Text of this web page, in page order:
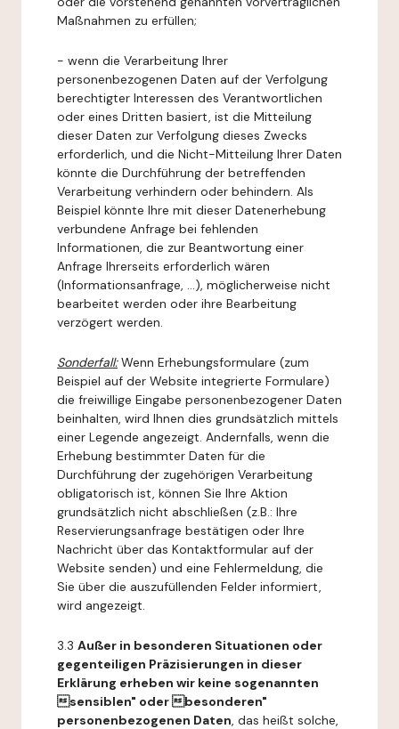
Maßnahmen zu erfüllen;
- wenn die Verarbeitung Ihrer
personenbezogenen Daten auf der Verfolgung
berechtigter Interessen des Verantwortlichen
oder eines Dritten basiert, ist die Mitteilung
dieser Daten zur Verfolgung dieses Zwecks
erforderlich, und die Nicht-Mitteilung Ihrer Daten
könnte die Durchführung der betreffenden
Verarbeitung verhindern oder behindern. Als
Beispiel könnte Ihre mit dieser Datenerhebung
verbundene Anfrage bei fehlenden
Informationen, die zur Beantwortung einer
Anfrage Ihrerseits erforderlich wären
(Informationsanfrage, ...), möglicherweise nicht
bearbeitet werden oder ihre Bearbeitung
verzögert werden.
Sonderfall:Wenn Erhebungsformulare (zum
Beispiel auf der Website integrierte Formulare)
die freiwillige Eingabe personenbezogener Daten
beinhalten, wird Ihnen dies grundsätzlich mittels
einer Legende angezeigt. Andernfalls, wenn die
Erhebung bestimmter Daten für die
Durchführung der zugehörigen Verarbeitung
obligatorisch ist, können Sie Ihre Aktion
grundsätzlich nicht abschließen (z.B.: Ihre
Reservierungsanfrage bestätigen oder Ihre
Nachricht über das Kontaktformular auf der
Website senden) und eine Fehlermeldung, die
Sie über die auszufüllenden Felder informiert,
wird angezeigt.
3.3 Außer in besonderen Situationen oder
gegenteiligen Präzisierungen in dieser
Erklärung erheben wir keine sogenannten
sensiblen" oder besonderen"
personenbezogenen Daten, das heißt solche,